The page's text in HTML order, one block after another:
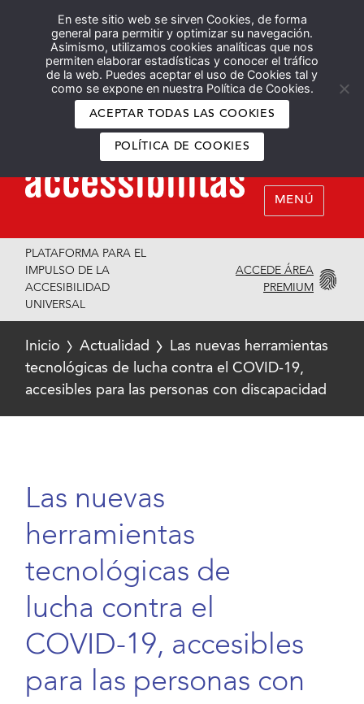
En este sitio web se sirven Cookies, de forma
general para permitir y optimizar su navegación.
Asimismo, utilizamos cookies analíticas que nos
permiten elaborar estadísticas y conocer el tráfico
de la web. Puedes aceptar el uso de Cookies tal y
como se expone en nuestra Política de Cookies.
ACEPTAR TODAS LAS COOKIES
POLÍTICA DE COOKIES
Español English
MENÚ
PLATAFORMA PARA EL
IMPULSO DE LA
ACCESIBILIDAD
UNIVERSAL
ACCEDE ÁREA
PREMIUM
Inicio Actualidad
Las nuevas herramientas
tecnológicas de lucha contra el COVID-19,
accesibles para las personas con discapacidad
Las nuevas
herramientas
tecnológicas de
lucha contra el
COVID-19, accesibles
para las personas con